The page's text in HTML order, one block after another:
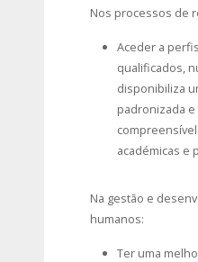
Nos processos de
Aceder a
qualificados,
disponibiliza
padronizada
académicas e
Na gestão e
humanos:
Ter uma